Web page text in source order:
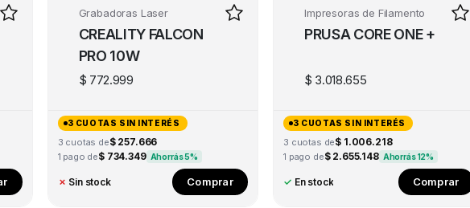
Grabadoras Laser
CREALITY FALCON
PRO 10W
$ 772.999
3 CUOTAS SIN INTERÉS
3 cuotas de$ 257.666
1 pago de$ 734.349 Ahorrás 5%
✗ Sin stock Comprar
Impresoras de Filamento
PRUSA CORE ONE +
$ 3.018.655
3 CUOTAS SIN INTERÉS
3 cuotas de$ 1.006.218
1 pago de$ 2.655.148 Ahorrás 12%
✓ En stock Comprar